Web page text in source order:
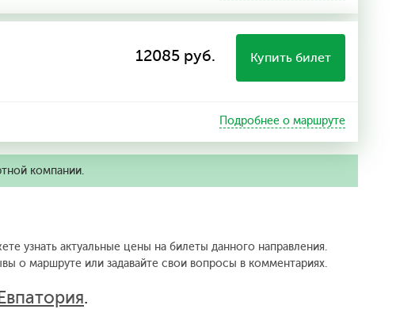
12085 руб. Купить билет
Подробнее о маршруте
компании.
узнать актуальные цены на билеты данного направления.
о маршруте или задавайте свои вопросы в комментариях.
.